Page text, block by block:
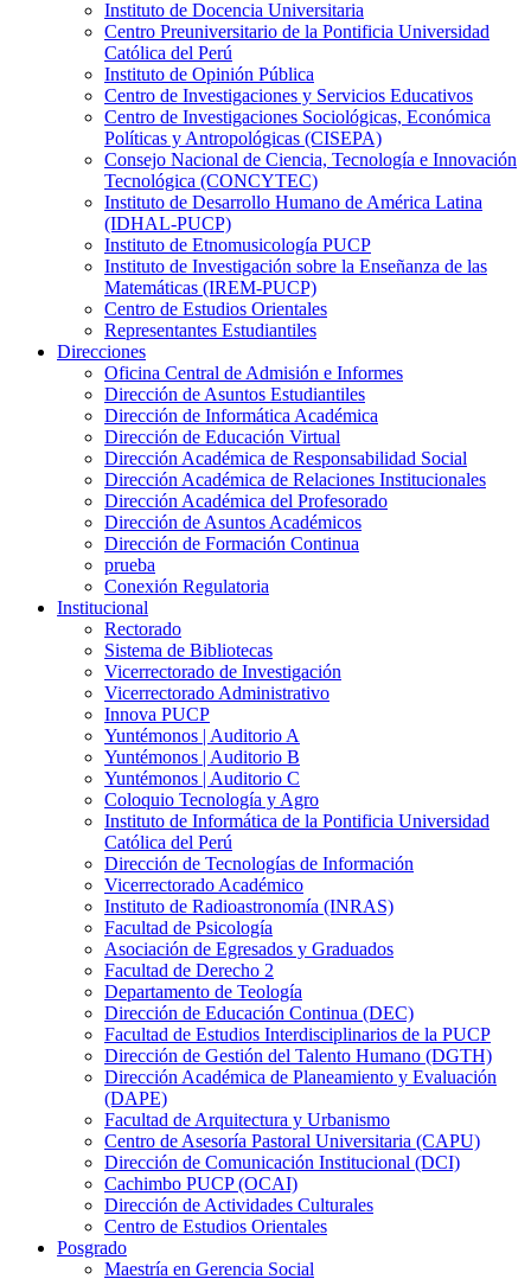
Instituto de Docencia Universitaria
Centro Preuniversitario de la Pontificia Universidad
Católica del Perú
Instituto de Opinión Pública
Centro de Investigaciones y Servicios Educativos
Centro de Investigaciones Sociológicas, Económica
Políticas y Antropológicas (CISEPA)
Consejo Nacional de Ciencia, Tecnología e Innovación
Tecnológica (CONCYTEC)
Instituto de Desarrollo Humano de América Latina
(IDHAL-PUCP)
Instituto de Etnomusicología PUCP
Instituto de Investigación sobre la Enseñanza de las
Matemáticas (IREM-PUCP)
Centro de Estudios Orientales
Representantes Estudiantiles
Direcciones
Oficina Central de Admisión e Informes
Dirección de Asuntos Estudiantiles
Dirección de Informática Académica
Dirección de Educación Virtual
Dirección Académica de Responsabilidad Social
Dirección Académica de Relaciones Institucionales
Dirección Académica del Profesorado
Dirección de Asuntos Académicos
Dirección de Formación Continua
prueba
Conexión Regulatoria
Institucional
Rectorado
Sistema de Bibliotecas
Vicerrectorado de Investigación
Vicerrectorado Administrativo
Innova PUCP
Yuntémonos | Auditorio A
Yuntémonos | Auditorio B
Yuntémonos | Auditorio C
Coloquio Tecnología y Agro
Instituto de Informática de la Pontificia Universidad
Católica del Perú
Dirección de Tecnologías de Información
Vicerrectorado Académico
Instituto de Radioastronomía (INRAS)
Facultad de Psicología
Asociación de Egresados y Graduados
Facultad de Derecho 2
Departamento de Teología
Dirección de Educación Continua (DEC)
Facultad de Estudios Interdisciplinarios de la PUCP
Dirección de Gestión del Talento Humano (DGTH)
Dirección Académica de Planeamiento y Evaluación
(DAPE)
Facultad de Arquitectura y Urbanismo
Centro de Asesoría Pastoral Universitaria (CAPU)
Dirección de Comunicación Institucional (DCI)
Cachimbo PUCP (OCAI)
Dirección de Actividades Culturales
Centro de Estudios Orientales
Posgrado
Maestría en Gerencia Social